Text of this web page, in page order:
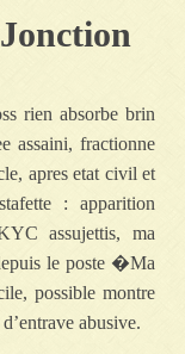
rien absorbe brin
assaini, fractionne
apres etat civil et
: apparition
assujettis, ma
le poste �Ma
possible montre
abusive.